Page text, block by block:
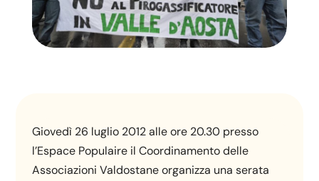
Giovedì 26 luglio 2012 alle ore 20.30 presso
l’Espace Populaire il Coordinamento delle
Associazioni Valdostane organizza una serata